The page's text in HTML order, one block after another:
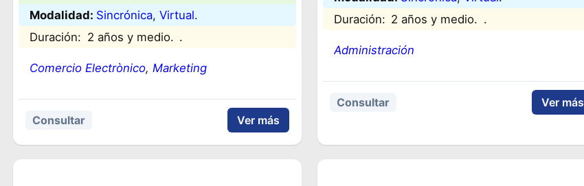
Modalidad: Sincrónica, Virtual.
Duración: 2 años y medio. .
Comercio Electrònico, Marketing
Consultar Ver más
Duración: 2 años y medio. .
Administración
Consultar Ver más